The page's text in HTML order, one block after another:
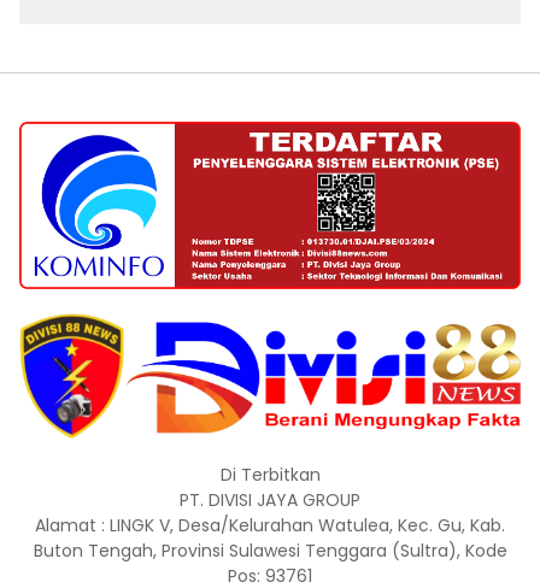
Di Terbitkan
PT. DIVISI JAYA GROUP
Alamat : LINGK V, Desa/Kelurahan Watulea, Kec. Gu, Kab.
Buton Tengah, Provinsi Sulawesi Tenggara (Sultra), Kode
Pos: 93761